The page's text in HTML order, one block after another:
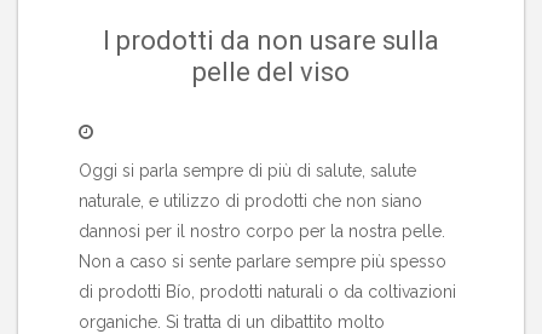
I prodotti da non usare sulla
pelle del viso
Oggi si parla sempre di più di salute, salute
naturale, e utilizzo di prodotti che non siano
dannosi per il nostro corpo per la nostra pelle.
Non a caso si sente parlare sempre più spesso
di prodotti Bío, prodotti naturali o da coltivazioni
organiche. Si tratta di un dibattito molto